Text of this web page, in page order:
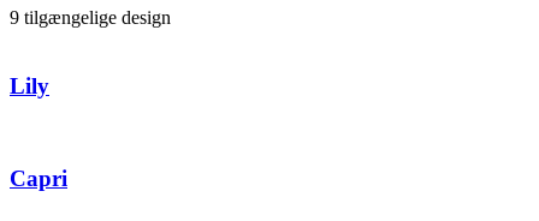
9 tilgængelige design
Lily
Capri